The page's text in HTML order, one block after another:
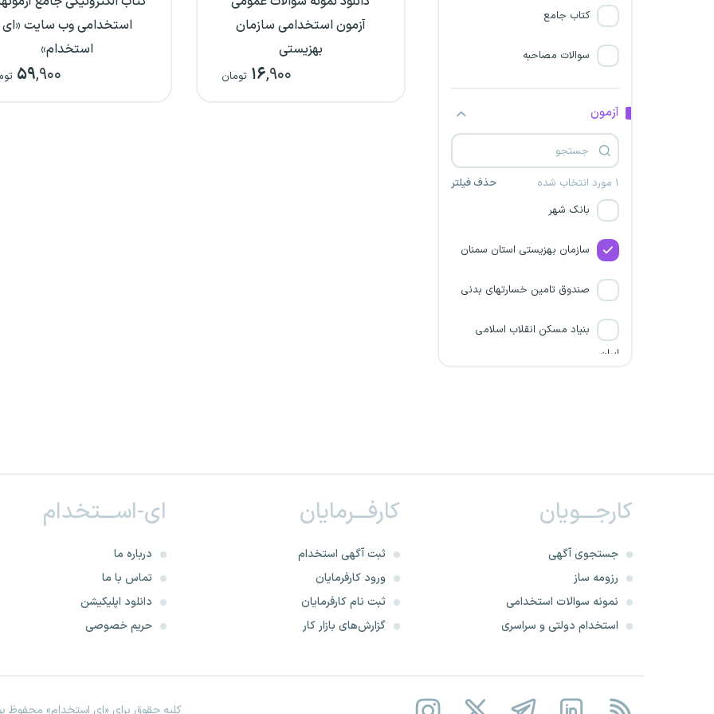
کتاب جامع
سوالات مصاحبه
آزمون
۱ مورد انتخاب شده حذف فیلتر
قوه قضاییه
بانک ملت
سازمان محیط زیست
بانک تجارت
بانک شهر
سازمان بهزیستی استان سمنان
صندوق تامین خسارتهای بدنی
بنیاد مسکن انقلاب اسلامی
ایران
وزارت راه و شهرسازی
کارشناس رسمی دادگستری
سازمان غذا و دارو
آزمون استخدامی سازمان
بهزیستی
۱۶,۹۰۰ تومان
استخدامی وب سایت «ای
استخدام»
۵۹,۹۰۰
کارجـــویان
جستجوی آگهی
رزومه ساز
نمونه سوالات استخدامی
استخدام دولتی و سراسری
کارفـــرمایان
ثبت آگهی استخدام
ورود کارفرمایان
ثبت نام کارفرمایان
گزارش‌های بازار کار
ای-اســـتخدام
درباره ما
تماس با ما
دانلود اپلیکیشن
حریم خصوصی
کلیه حقوق برای «ای استخدام» محفوظ